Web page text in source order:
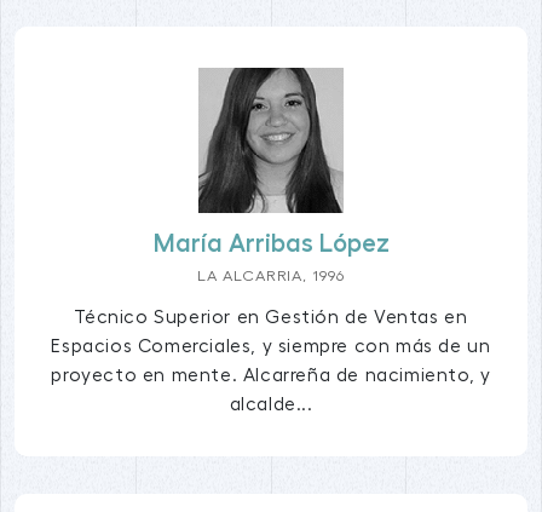
María Arribas López
LA ALCARRIA, 1996
Técnico Superior en Gestión de Ventas en
Espacios Comerciales, y siempre con más de un
proyecto en mente. Alcarreña de nacimiento, y
alcalde...